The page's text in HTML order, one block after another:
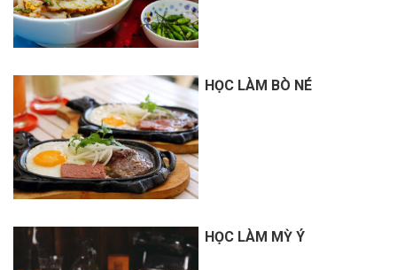
HỌC LÀM BÒ NÉ
HỌC LÀM MỲ Ý